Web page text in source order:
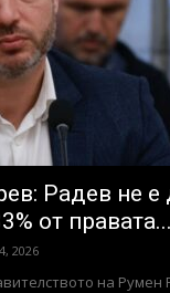
Радев не е
от правата...
2026
на Румен